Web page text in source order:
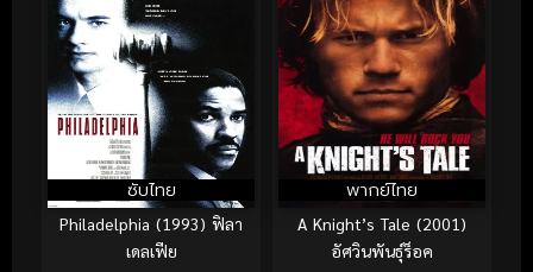
ซับไทย
Philadelphia (1993) ฟิลา
เดลเฟีย
พากย์ไทย
A Knight’s Tale (2001)
อัศวินพันธุ์ร็อค